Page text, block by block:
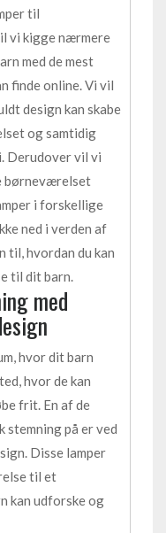
til
vi kigge nærmere
med de mest
finde online. Vi vil
design kan skabe
og samtidig
Derudover vil vi
børneværelset
i forskellige
ned i verden af
til, hvordan du kan
til dit barn.
med
hvor dit barn
hvor de kan
frit. En af de
stemning på er ved
Disse lamper
til et
kan udforske og